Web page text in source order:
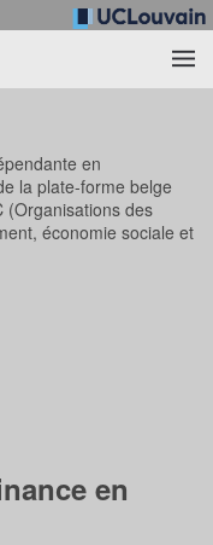
en
la plate-forme belge
(Organisations des
économie sociale et
en